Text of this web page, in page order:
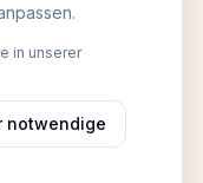
in unserer
notwendige